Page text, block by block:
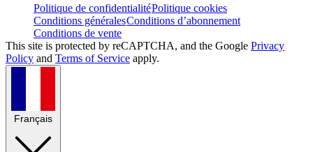
Politique de confidentialitéPolitique cookies
Conditions généralesConditions d’abonnement
Conditions de vente
This site is protected by reCAPTCHA, and the Google Privacy
Policy and Terms of Service apply.
Français